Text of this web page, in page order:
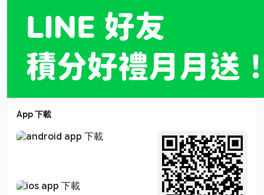
App 下載